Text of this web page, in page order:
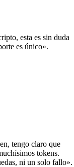
esta es sin duda
es único».
tengo claro que
tokens.
ni un solo fallo».